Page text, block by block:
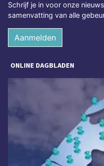
Schrijf je in voor onze
samenvatting van alle
Aanmelden
ONLINE DAGBLADEN